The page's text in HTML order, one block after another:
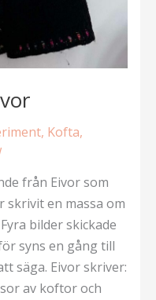
, Kofta,
från Eivor som
skrivit en massa om
bilder skickade
syns en gång till
säga. Eivor skriver:
av koftor och